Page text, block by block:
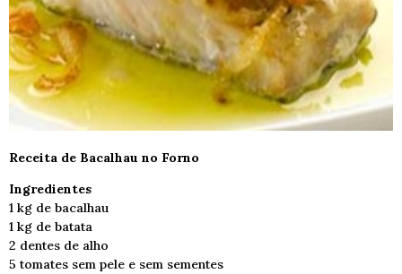
Receita de Bacalhau no Forno
Ingredientes
1 kg de bacalhau
1 kg de batata
2 dentes de alho
5 tomates sem pele e sem sementes